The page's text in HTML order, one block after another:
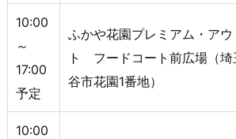
10:00
～
17:00
予定
ふかや花園プレミアム・アウ
ト フードコート前広場（埼
谷市花園1番地）
10:00